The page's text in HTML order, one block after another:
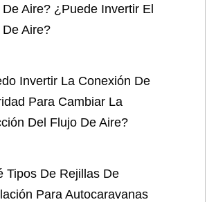
De Aire? ¿Puede Invertir El
De Aire?
Invertir La Conexión De
Para Cambiar La
Del Flujo De Aire?
Tipos De Rejillas De
Para Autocaravanas